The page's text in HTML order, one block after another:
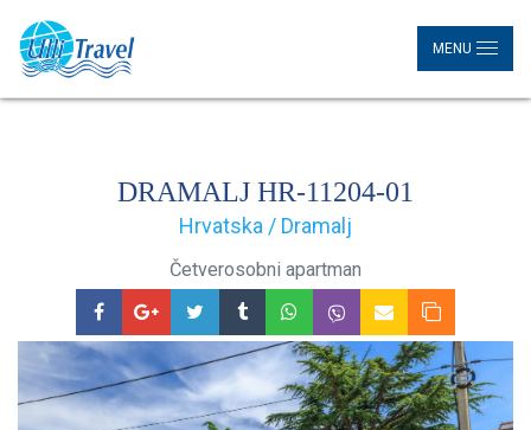
MENU
DRAMALJ HR-11204-01
Hrvatska / Dramalj
Četverosobni apartman